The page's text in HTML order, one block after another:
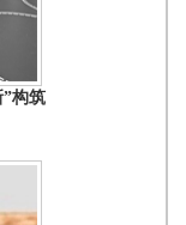
构筑